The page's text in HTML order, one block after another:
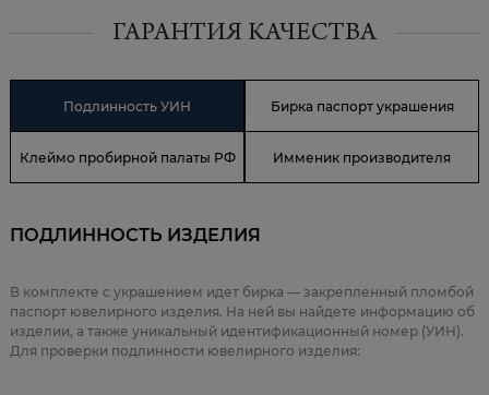
ГАРАНТИЯ КАЧЕСТВА
Подлинность УИН Бирка паспорт украшения
Клеймо пробирной палаты РФ Имменик производителя
ПОДЛИННОСТЬ ИЗДЕЛИЯ
В комплекте с украшением идет бирка — закрепленный пломбой
паспорт ювелирного изделия. На ней вы найдете информацию об
изделии, а также уникальный идентификационный номер (УИН).
Для проверки подлинности ювелирного изделия: